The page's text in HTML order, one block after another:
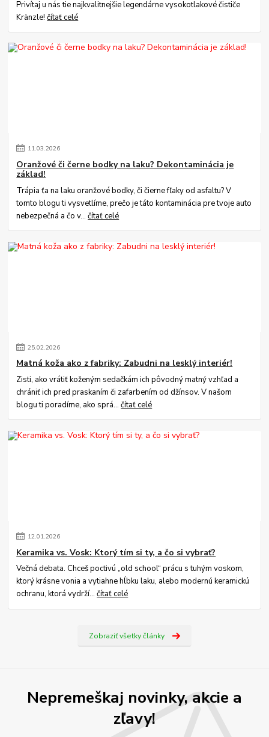
Privítaj u nás tie najkvalitnejšie legendárne vysokotlakové čističe
Kränzle!čítať celé
11.03.2026
Oranžové či černe bodky na laku? Dekontaminácia je
základ!
Trápia ťa na laku oranžové bodky, či čierne fľaky od asfaltu? V
tomto blogu ti vysvetlíme, prečo je táto kontaminácia pre tvoje auto
nebezpečná a čo v...čítať celé
25.02.2026
Matná koža ako z fabriky: Zabudni na lesklý interiér!
Zisti, ako vrátiť koženým sedačkám ich pôvodný matný vzhľad a
chrániť ich pred praskaním či zafarbením od džínsov. V našom
blogu ti poradíme, ako sprá...čítať celé
12.01.2026
Keramika vs. Vosk: Ktorý tím si ty, a čo si vybrať?
Večná debata. Chceš poctivú „old school“ prácu s tuhým voskom,
ktorý krásne vonia a vytiahne hĺbku laku, alebo modernú keramickú
ochranu, ktorá vydrží...čítať celé
Zobraziť všetky články
Nepremeškaj novinky, akcie a
zľavy!